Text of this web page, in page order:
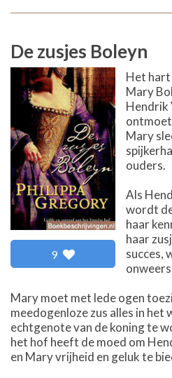
De zusjes Boleyn
9
Het
Mary
Hendrik
Mary
ouders.
Als
wordt
haar
haar
succes,
Mary moet met lede ogen
meedogenloze zus alles in het
echtgenote van de koning te
het hof heeft de moed om
en Mary vrijheid en geluk te